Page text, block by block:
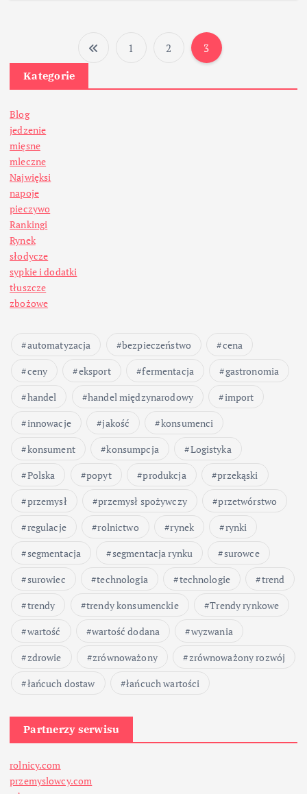
S
t
w
a
n
i
e
w
p
i
s
ó
w
1 2 3
Kategorie
Blog
jedzenie
mięsne
mleczne
Najwięksi
napoje
pieczywo
Rankingi
Rynek
słodycze
sypkie i dodatki
tłuszcze
zbożowe
automatyzacja bezpieczeństwo
cena
ceny
eksport fermentacja
gastronomia
handel
handel międzynarodowy
import
innowacje
jakość
konsumenci
konsument
konsumpcja
Logistyka
Polska
popyt produkcja
przekąski
przemysł
przemysł spożywczy
przetwórstwo
regulacje
rolnictwo rynek
rynki
segmentacja
segmentacja rynku
surowce
surowiec
technologia technologie
trend
trendy
trendy konsumenckie
Trendy rynkowe
wartość
wartość dodana
wyzwania
zdrowie
zrównoważony
zrównoważony rozwój
łańcuch dostaw
łańcuch wartości
Partnerzy serwisu
rolnicy.com
przemyslowcy.com